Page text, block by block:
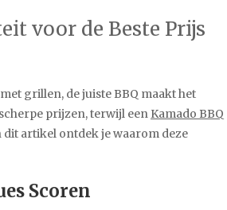
voor de Beste Prijs
grillen, de juiste BBQ maakt het
prijzen, terwijl een Kamado BBQ
artikel ontdek je waarom deze
Scoren